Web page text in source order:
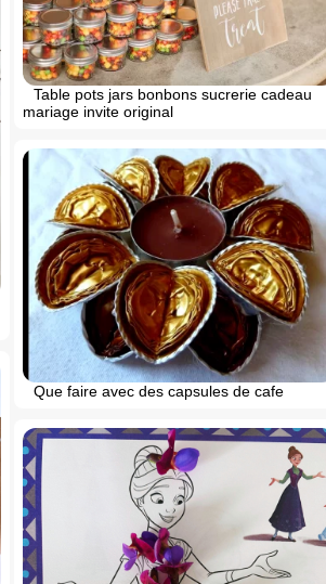
Table pots jars bonbons sucrerie cadeau
mariage invite original
Que faire avec des capsules de cafe